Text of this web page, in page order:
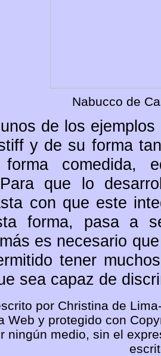
Nabucco de
de los
y de su forma
comedida,
Para que lo
con que este
forma, pasa a
es necesario
tener
sea capaz de
por Christina de
Web y protegido con
ningún medio, sin el